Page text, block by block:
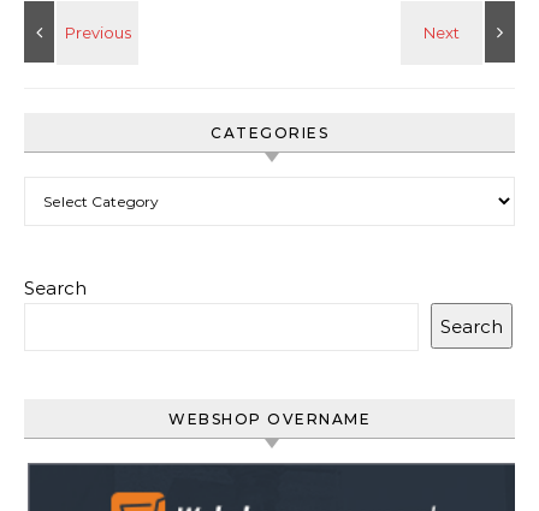
CATEGORIES
Search
Search
WEBSHOP OVERNAME